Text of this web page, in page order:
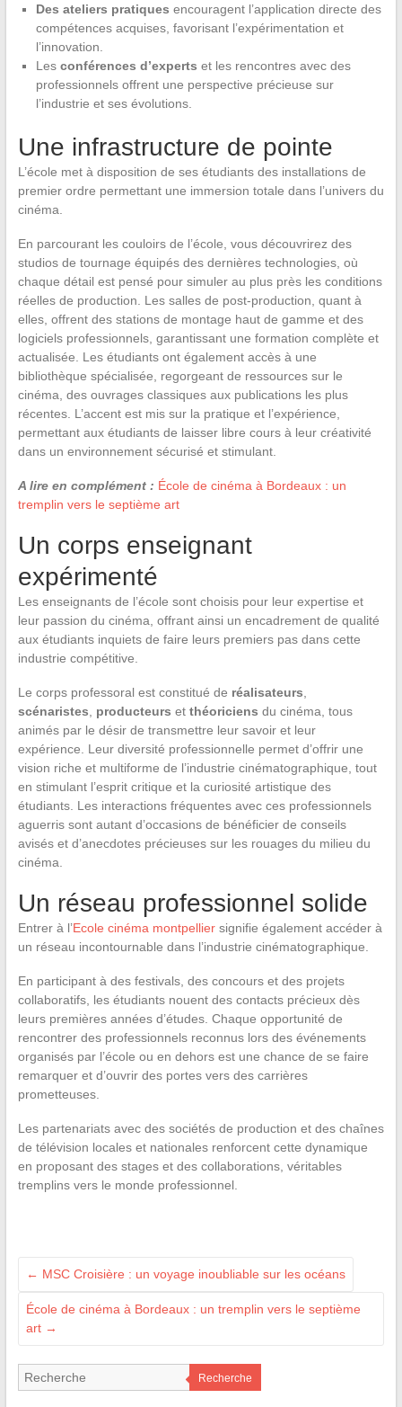
Des ateliers pratiques encouragent l’application directe des
compétences acquises, favorisant l’expérimentation et
l’innovation.
Les conférences d’experts et les rencontres avec des
professionnels offrent une perspective précieuse sur
l’industrie et ses évolutions.
Une infrastructure de pointe
L’école met à disposition de ses étudiants des installations de
premier ordre permettant une immersion totale dans l’univers du
cinéma.
En parcourant les couloirs de l’école, vous découvrirez des
studios de tournage équipés des dernières technologies, où
chaque détail est pensé pour simuler au plus près les conditions
réelles de production. Les salles de post-production, quant à
elles, offrent des stations de montage haut de gamme et des
logiciels professionnels, garantissant une formation complète et
actualisée. Les étudiants ont également accès à une
bibliothèque spécialisée, regorgeant de ressources sur le
cinéma, des ouvrages classiques aux publications les plus
récentes. L’accent est mis sur la pratique et l’expérience,
permettant aux étudiants de laisser libre cours à leur créativité
dans un environnement sécurisé et stimulant.
A lire en complément : École de cinéma à Bordeaux : un
tremplin vers le septième art
Un corps enseignant
expérimenté
Les enseignants de l’école sont choisis pour leur expertise et
leur passion du cinéma, offrant ainsi un encadrement de qualité
aux étudiants inquiets de faire leurs premiers pas dans cette
industrie compétitive.
Le corps professoral est constitué de réalisateurs
scénaristes
producteurs et théoriciens du cinéma, tous
animés par le désir de transmettre leur savoir et leur
expérience. Leur diversité professionnelle permet d’offrir une
vision riche et multiforme de l’industrie cinématographique, tout
en stimulant l’esprit critique et la curiosité artistique des
étudiants. Les interactions fréquentes avec ces professionnels
aguerris sont autant d’occasions de bénéficier de conseils
avisés et d’anecdotes précieuses sur les rouages du milieu du
cinéma.
Un réseau professionnel solide
Entrer à l’Ecole cinéma montpelliersignifie également accéder à
un réseau incontournable dans l’industrie cinématographique.
En participant à des festivals, des concours et des projets
collaboratifs, les étudiants nouent des contacts précieux dès
leurs premières années d’études. Chaque opportunité de
rencontrer des professionnels reconnus lors des événements
organisés par l’école ou en dehors est une chance de se faire
remarquer et d’ouvrir des portes vers des carrières
prometteuses.
Les partenariats avec des sociétés de production et des chaînes
de télévision locales et nationales renforcent cette dynamique
en proposant des stages et des collaborations, véritables
tremplins vers le monde professionnel.
← MSC Croisière : un voyage inoubliable sur les océans
École de cinéma à Bordeaux : un tremplin vers le septième
art →
Recherche